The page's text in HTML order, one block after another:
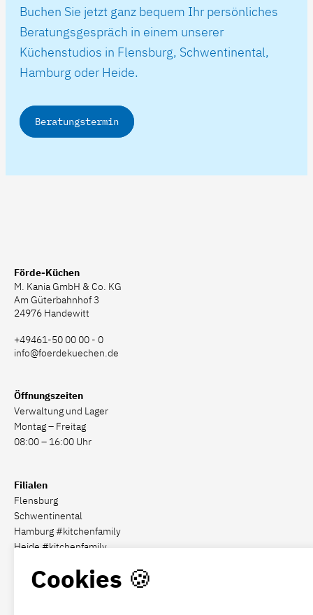
Buchen Sie jetzt ganz bequem Ihr persönliches
Beratungsgespräch in einem unserer
Küchenstudios in Flensburg, Schwentinental,
Hamburg oder Heide.
Beratungstermin
Cookies 🍪
Förde-Küchen
M. Kania GmbH & Co. KG
Am Güterbahnhof 3
24976 Handewitt
+49461-50 00 00 - 0
info@foerdekuechen.de
Öffnungszeiten
Verwaltung und Lager
Montag – Freitag
08:00 – 16:00 Uhr
Filialen
Flensburg
Schwentinental
Hamburg #kitchenfamily
Heide #kitchenfamily
Social Media